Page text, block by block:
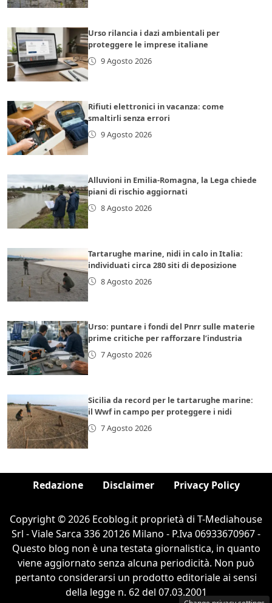
Urso rilancia i dazi ambientali per
proteggere le imprese italiane
9 Agosto 2026
Rifiuti elettronici in vacanza: come
smaltirli senza errori
9 Agosto 2026
Alluvioni in Emilia-Romagna, la Lega chiede
piani di rischio aggiornati
8 Agosto 2026
Tartarughe marine, nidi in calo in Italia:
individuati circa 280 siti di deposizione
8 Agosto 2026
Urso: puntare i fondi del Pnrr sulle materie
prime critiche per rafforzare l’industria
7 Agosto 2026
Sicilia da record per le tartarughe marine:
il Wwf in campo per proteggere i nidi
7 Agosto 2026
Redazione Disclaimer Privacy Policy
Copyright © 2026 Ecoblog.it proprietà di T-Mediahouse
Srl - Viale Sarca 336 20126 Milano - P.Iva 06933670967 -
Questo blog non è una testata giornalistica, in quanto
viene aggiornato senza alcuna periodicità. Non può
pertanto considerarsi un prodotto editoriale ai sensi
della legge n. 62 del 07.03.2001